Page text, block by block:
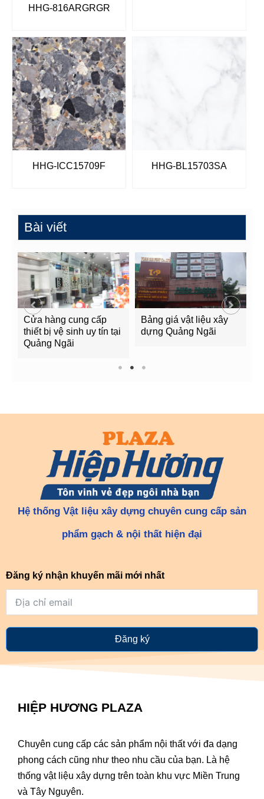
HHG-816ARGRGR
HHG-ICC15709F HHG-BL15703SA
Bài viết
Cửa hàng cung cấp
thiết bị vệ sinh uy tín tại
Quảng Ngãi
Bảng giá vật liệu xây
dựng Quảng Ngãi
1 2 3
Hệ thống Vật liệu xây dựng chuyên cung cấp sản
phẩm gạch & nội thất hiện đại
Đăng ký nhận khuyến mãi mới nhất
Đăng ký
HIỆP HƯƠNG PLAZA
Chuyên cung cấp các sản phẩm nội thất với đa dạng
phong cách cũng như theo nhu cầu của bạn. Là hệ
thống vật liệu xây dựng trên toàn khu vực Miền Trung
và Tây Nguyên.